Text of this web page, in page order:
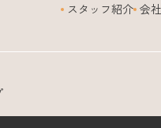
スタッフ紹介 会